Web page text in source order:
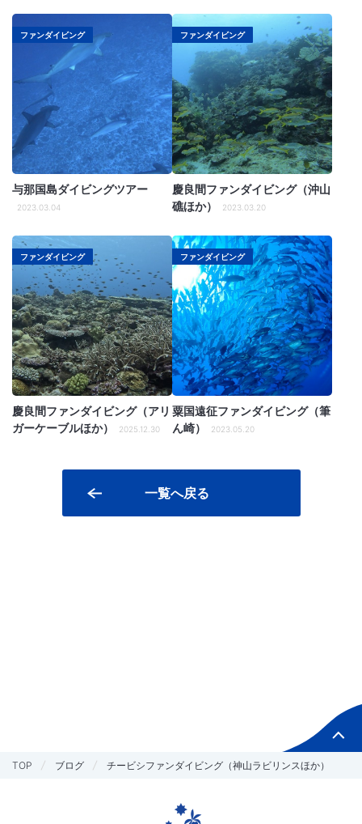
ファンダイビング
与那国島ダイビングツアー
2023.03.04
ファンダイビング
慶良間ファンダイビング（沖山
礁ほか）
2023.03.20
ファンダイビング
慶良間ファンダイビング（アリ
ガーケーブルほか）
2025.12.30
ファンダイビング
粟国遠征ファンダイビング（筆
ん崎）
2023.05.20
一覧へ戻る
TOP ブログ チービシファンダイビング（神山ラビリンスほか）